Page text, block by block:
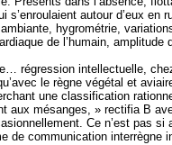
s’enroulaient autour d’eux en
hygrométrie,
de l’humain, amplitude
régression intellectuelle,
le règne végétal et
une classification
aux mésanges, » rectifia B
Ce n’est pas si
de communication interrègne